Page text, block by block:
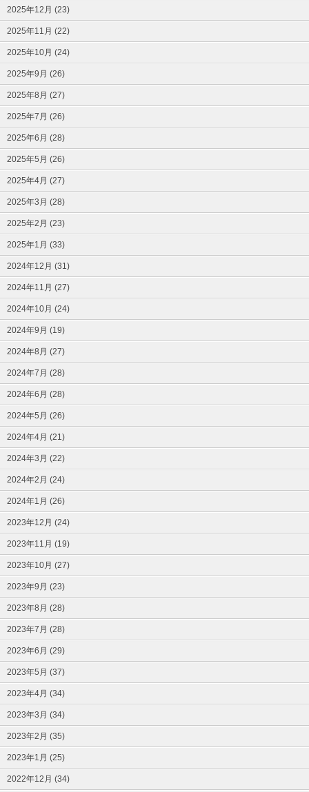
2025年12月 (23)
2025年11月 (22)
2025年10月 (24)
2025年9月 (26)
2025年8月 (27)
2025年7月 (26)
2025年6月 (28)
2025年5月 (26)
2025年4月 (27)
2025年3月 (28)
2025年2月 (23)
2025年1月 (33)
2024年12月 (31)
2024年11月 (27)
2024年10月 (24)
2024年9月 (19)
2024年8月 (27)
2024年7月 (28)
2024年6月 (28)
2024年5月 (26)
2024年4月 (21)
2024年3月 (22)
2024年2月 (24)
2024年1月 (26)
2023年12月 (24)
2023年11月 (19)
2023年10月 (27)
2023年9月 (23)
2023年8月 (28)
2023年7月 (28)
2023年6月 (29)
2023年5月 (37)
2023年4月 (34)
2023年3月 (34)
2023年2月 (35)
2023年1月 (25)
2022年12月 (34)